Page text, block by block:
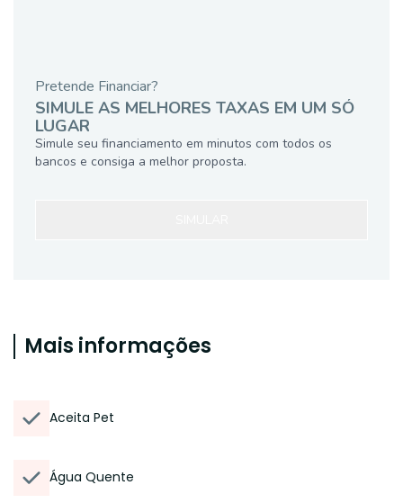
Pretende Financiar?
SIMULE AS MELHORES TAXAS EM UM SÓ
LUGAR
Simule seu financiamento em minutos com todos os
bancos e consiga a melhor proposta.
Mais informações
Aceita Pet
Água Quente